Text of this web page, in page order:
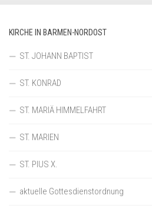
KIRCHE IN BARMEN-NORDOST
ST. JOHANN BAPTIST
ST. KONRAD
ST. MARIÄ HIMMELFAHRT
ST. MARIEN
ST. PIUS X.
aktuelle Gottesdienstordnung